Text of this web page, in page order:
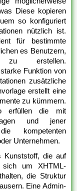
Diese kopieren
so konfiguriert
nützlich ist.
für bestimmte
es Benutzern,
zu erstellen.
Funktion von
zusätzliche
erstellt eine
zu kümmern.
erfüllen die mit
und jener
kompetenten
Unternehmen.
Kunststoff, die auf
sich um XHTML-
die Struktur
Eine Admin-